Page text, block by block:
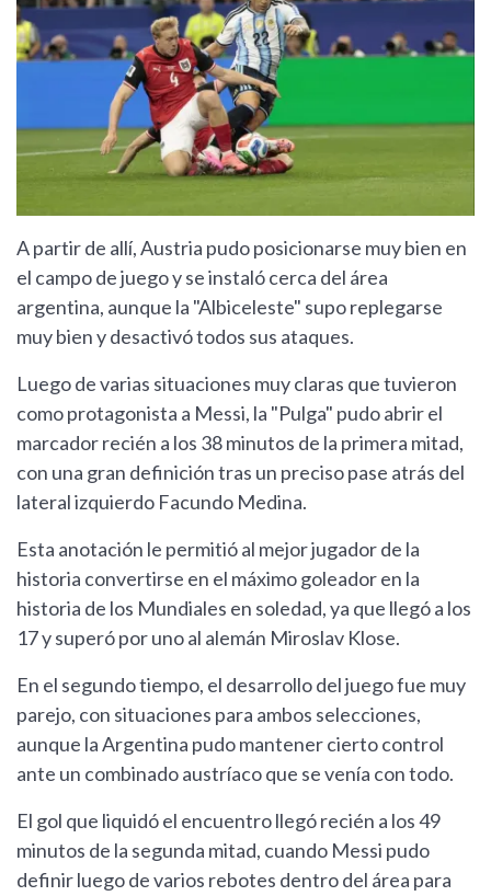
A partir de allí, Austria pudo posicionarse muy bien en
el campo de juego y se instaló cerca del área
argentina, aunque la "Albiceleste" supo replegarse
muy bien y desactivó todos sus ataques.
Luego de varias situaciones muy claras que tuvieron
como protagonista a Messi, la "Pulga" pudo abrir el
marcador recién a los 38 minutos de la primera mitad,
con una gran definición tras un preciso pase atrás del
lateral izquierdo Facundo Medina.
Esta anotación le permitió al mejor jugador de la
historia convertirse en el máximo goleador en la
historia de los Mundiales en soledad, ya que llegó a los
17 y superó por uno al alemán Miroslav Klose.
En el segundo tiempo, el desarrollo del juego fue muy
parejo, con situaciones para ambos selecciones,
aunque la Argentina pudo mantener cierto control
ante un combinado austríaco que se venía con todo.
El gol que liquidó el encuentro llegó recién a los 49
minutos de la segunda mitad, cuando Messi pudo
definir luego de varios rebotes dentro del área para